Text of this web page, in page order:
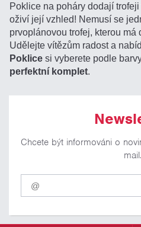
Poklice na poháry dodají
oživí její vzhled! Nemusí se
prvoplánovou trofej, kterou má
Udělejte vítězům radost a
Poklice si vyberete podle
perfektní komplet.
Chcete být informováni o
mail.
Pro
odběr
našich